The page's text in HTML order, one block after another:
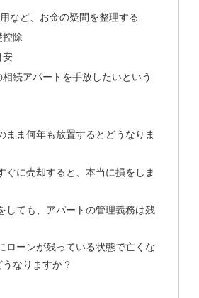
など、お金の疑問を整理する
控除
安
続アパートを手放したいという
まま何年も放置するとどうなりま
ぐに売却すると、本当に損をしま
しても、アパートの管理義務は残
ローンが残っている状態で亡くな
なりますか？